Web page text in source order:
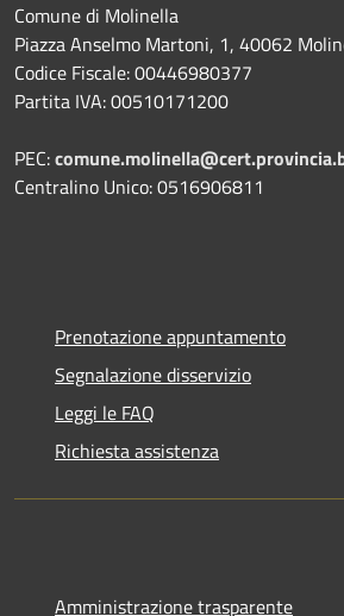
Comune di Molinella
Piazza Anselmo Martoni, 1, 40062
Codice Fiscale: 00446980377
Partita IVA: 00510171200
PEC:
Centralino Unico: 0516906811
Prenotazione appuntamento
Segnalazione disservizio
Leggi le FAQ
Richiesta assistenza
Amministrazione trasparente